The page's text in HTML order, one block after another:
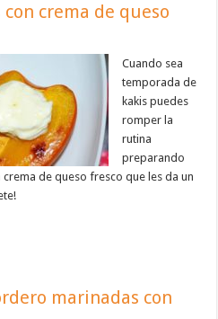
crema de queso
Cuando sea
temporada de
kakis puedes
romper la
rutina
preparando
de queso fresco que les da un
marinadas con